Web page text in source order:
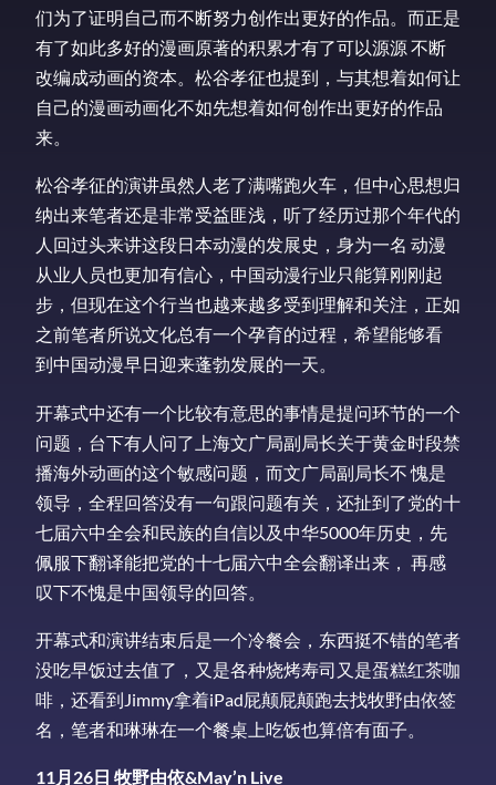
们为了证明自己而不断努力创作出更好的作品。而正是
有了如此多好的漫画原著的积累才有了可以源源 不断
改编成动画的资本。松谷孝征也提到，与其想着如何让
自己的漫画动画化不如先想着如何创作出更好的作品
来。
松谷孝征的演讲虽然人老了满嘴跑火车，但中心思想归
纳出来笔者还是非常受益匪浅，听了经历过那个年代的
人回过头来讲这段日本动漫的发展史，身为一名 动漫
从业人员也更加有信心，中国动漫行业只能算刚刚起
步，但现在这个行当也越来越多受到理解和关注，正如
之前笔者所说文化总有一个孕育的过程，希望能够看
到中国动漫早日迎来蓬勃发展的一天。
开幕式中还有一个比较有意思的事情是提问环节的一个
问题，台下有人问了上海文广局副局长关于黄金时段禁
播海外动画的这个敏感问题，而文广局副局长不 愧是
领导，全程回答没有一句跟问题有关，还扯到了党的十
七届六中全会和民族的自信以及中华5000年历史，先
佩服下翻译能把党的十七届六中全会翻译出来， 再感
叹下不愧是中国领导的回答。
开幕式和演讲结束后是一个冷餐会，东西挺不错的笔者
没吃早饭过去值了，又是各种烧烤寿司又是蛋糕红茶咖
啡，还看到Jimmy拿着iPad屁颠屁颠跑去找牧野由依签
名，笔者和琳琳在一个餐桌上吃饭也算倍有面子。
11月26日 牧野由依&May’n Live